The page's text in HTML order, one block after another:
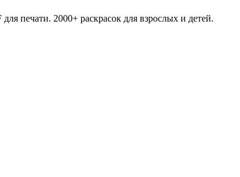
печати. 2000+ раскрасок для взрослых и детей.